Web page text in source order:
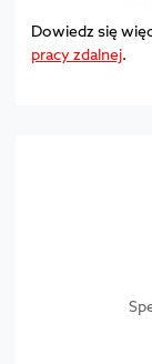
Dowiedz się
pracy zdalnej.